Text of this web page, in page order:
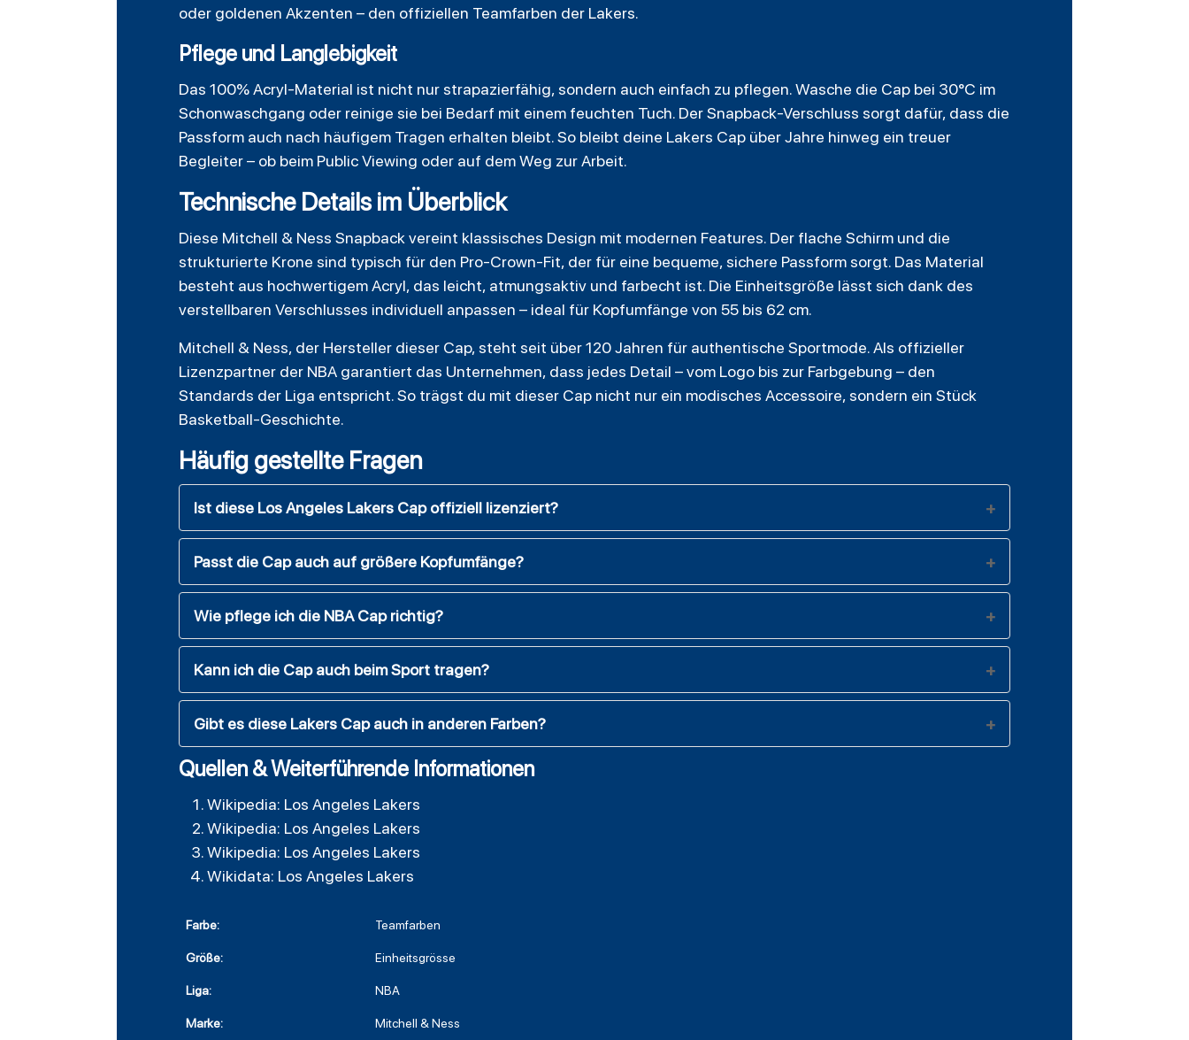
oder goldenen Akzenten – den offiziellen Teamfarben der Lakers.
Pflege und Langlebigkeit
Das 100% Acryl-Material ist nicht nur strapazierfähig, sondern auch einfach zu pflegen. Wasche die Cap bei 30°C im
Schonwaschgang oder reinige sie bei Bedarf mit einem feuchten Tuch. Der Snapback-Verschluss sorgt dafür, dass die
Passform auch nach häufigem Tragen erhalten bleibt. So bleibt deine Lakers Cap über Jahre hinweg ein treuer
Begleiter – ob beim Public Viewing oder auf dem Weg zur Arbeit.
Technische Details im Überblick
Diese Mitchell & Ness Snapback vereint klassisches Design mit modernen Features. Der flache Schirm und die
strukturierte Krone sind typisch für den Pro-Crown-Fit, der für eine bequeme, sichere Passform sorgt. Das Material
besteht aus hochwertigem Acryl, das leicht, atmungsaktiv und farbecht ist. Die Einheitsgröße lässt sich dank des
verstellbaren Verschlusses individuell anpassen – ideal für Kopfumfänge von 55 bis 62 cm.
Mitchell & Ness, der Hersteller dieser Cap, steht seit über 120 Jahren für authentische Sportmode. Als offizieller
Lizenzpartner der NBA garantiert das Unternehmen, dass jedes Detail – vom Logo bis zur Farbgebung – den
Standards der Liga entspricht. So trägst du mit dieser Cap nicht nur ein modisches Accessoire, sondern ein Stück
Basketball-Geschichte.
Häufig gestellte Fragen
Ist diese Los Angeles Lakers Cap offiziell lizenziert?
Passt die Cap auch auf größere Kopfumfänge?
Wie pflege ich die NBA Cap richtig?
Kann ich die Cap auch beim Sport tragen?
Gibt es diese Lakers Cap auch in anderen Farben?
Quellen & Weiterführende Informationen
Wikipedia: Los Angeles Lakers
Wikipedia: Los Angeles Lakers
Wikipedia: Los Angeles Lakers
Wikidata: Los Angeles Lakers
Farbe: Teamfarben
Größe: Einheitsgrösse
Liga: NBA
Marke: Mitchell & Ness